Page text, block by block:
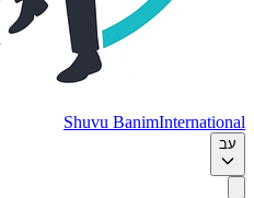
Shuvu BanimInternational
עב